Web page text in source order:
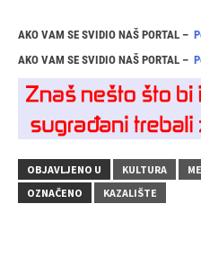
AKO VAM SE SVIDIO NAŠ PORTAL –
AKO VAM SE SVIDIO NAŠ PORTAL –
OBJAVLJENO U KULTURA
OZNAČENO
KAZALIŠTE